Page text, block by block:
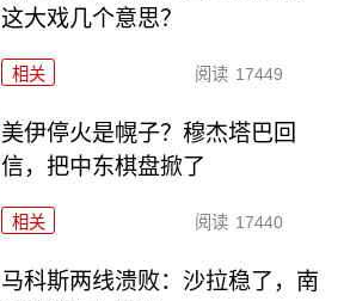
这大戏几个意思？
相关 阅读 17449
美伊停火是幌子？穆杰塔巴回
信，把中东棋盘掀了
相关 阅读 17440
马科斯两线溃败：沙拉稳了，南